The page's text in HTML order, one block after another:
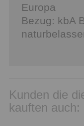
Europa
Bezug: kbA
Kunden die
kauften auch: